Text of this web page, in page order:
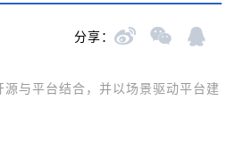
分享：
与平台结合，并以场景驱动平台建